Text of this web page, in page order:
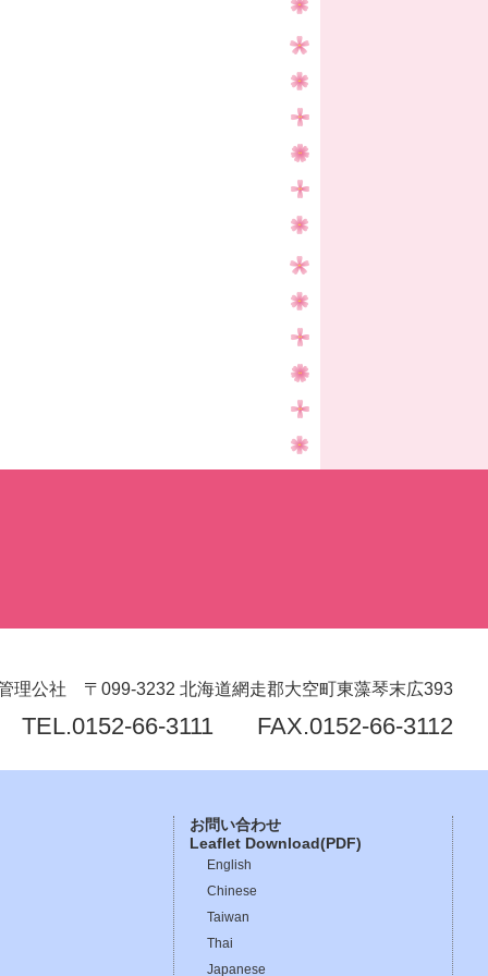
理公社 〒099-3232 北海道網走郡大空町東藻琴末広393
TEL.0152-66-3111 FAX.0152-66-3112
お問い合わせ
Leaflet Download(PDF)
English
Chinese
Taiwan
Thai
Japanese